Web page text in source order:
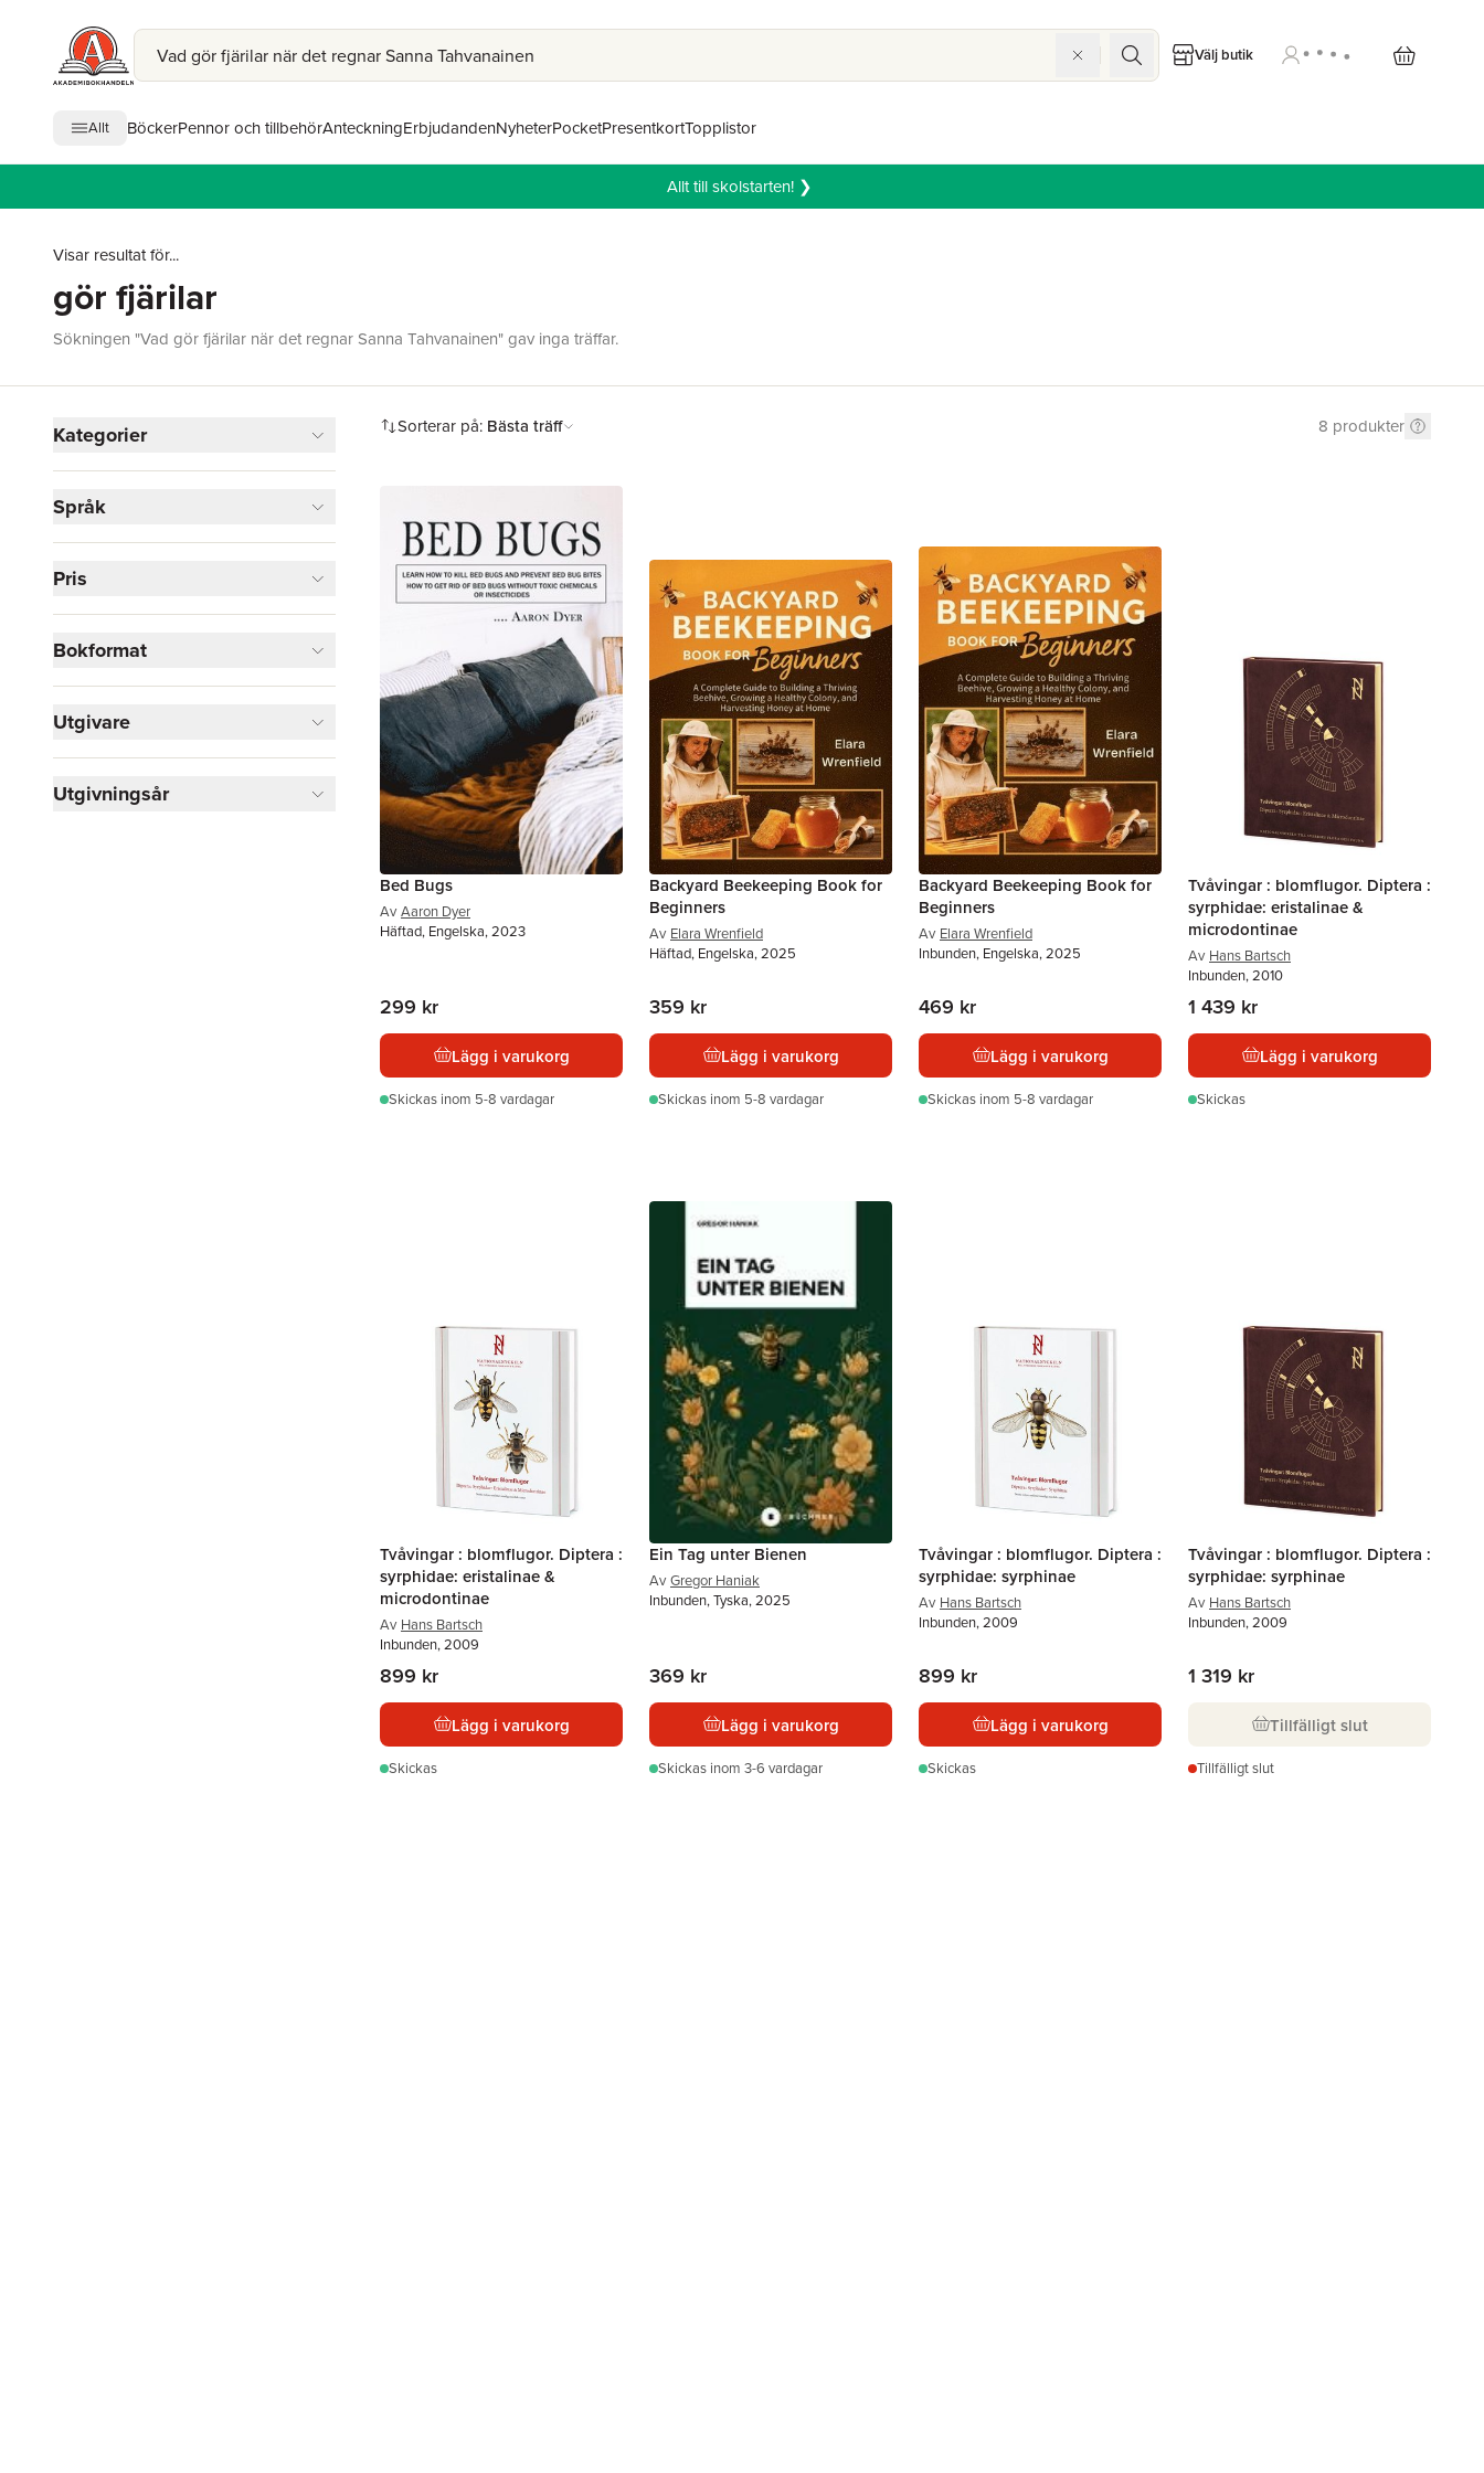
Välj butik
Allt BöckerPennor och tillbehörAnteckningErbjudandenNyheterPocketPresentkortTopplistor
Allt till skolstarten! ❯
Visar resultat för...
gör fjärilar
Sökningen "Vad gör fjärilar när det regnar Sanna Tahvanainen" gav inga träffar.
Kategorier
Djur och Natur
8
Naturvetenskap och teknik
8
Hem och Trädgård
Språk
Pris
Bokformat
Utgivare
Utgivningsår
Sorterar på: Bästa träff 8 produkter
Bed Bugs
Av Aaron Dyer
Häftad, Engelska, 2023
299 kr
Lägg i varukorg
Skickas inom 5-8 vardagar
Backyard Beekeeping Book for
Beginners
Av Elara Wrenfield
Häftad, Engelska, 2025
359 kr
Lägg i varukorg
Skickas inom 5-8 vardagar
Backyard Beekeeping Book for
Beginners
Av Elara Wrenfield
Inbunden, Engelska, 2025
469 kr
Lägg i varukorg
Skickas inom 5-8 vardagar
Tvåvingar : blomflugor. Diptera :
syrphidae: eristalinae &
microdontinae
Av Hans Bartsch
Inbunden, 2010
1 439 kr
Lägg i varukorg
Skickas
Tvåvingar : blomflugor. Diptera :
syrphidae: eristalinae &
microdontinae
Av Hans Bartsch
Inbunden, 2009
899 kr
Lägg i varukorg
Skickas
Ein Tag unter Bienen
Av Gregor Haniak
Inbunden, Tyska, 2025
369 kr
Lägg i varukorg
Skickas inom 3-6 vardagar
Tvåvingar : blomflugor. Diptera :
syrphidae: syrphinae
Av Hans Bartsch
Inbunden, 2009
899 kr
Lägg i varukorg
Skickas
Tvåvingar : blomflugor. Diptera :
syrphidae: syrphinae
Av Hans Bartsch
Inbunden, 2009
1 319 kr
Tillfälligt slut
Tillfälligt slut